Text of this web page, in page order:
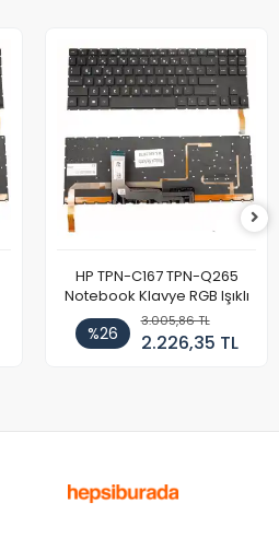
HP TPN-C167 TPN-Q265
Notebook Klavye RGB Işıklı
%26
3.005,86 TL
2.226,35 TL